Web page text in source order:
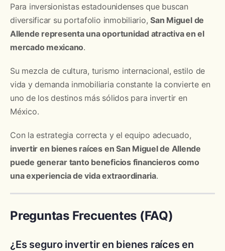
Para inversionistas estadounidenses que buscan
diversificar su portafolio inmobiliario,San Miguel de
Allende representa una oportunidad atractiva en el
mercado mexicano.
Su mezcla de cultura, turismo internacional, estilo de
vida y demanda inmobiliaria constante la convierte en
uno de los destinos más sólidos para invertir en
México.
Con la estrategia correcta y el equipo adecuado,
invertir en bienes raíces en San Miguel de Allende
puede generar tanto beneficios financieros como
una experiencia de vida extraordinaria.
Preguntas Frecuentes (FAQ)
¿Es seguro invertir en bienes raíces en